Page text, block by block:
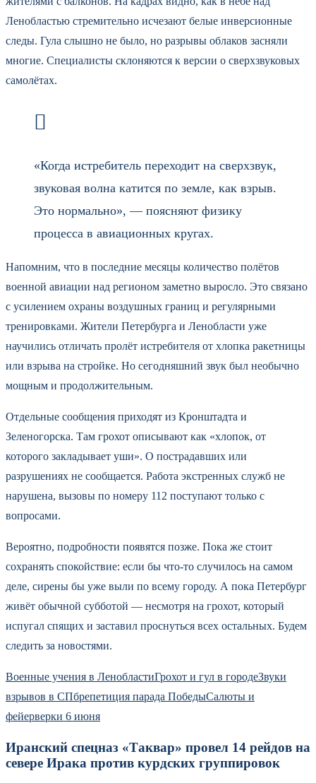
Ленобластью стремительно исчезают белые инверсионные
следы. Гула слышно не было, но разрывы облаков засняли
многие. Специалисты склоняются к версии о сверхзвуковых
самолётах.
«Когда истребитель переходит на сверхзвук,
звуковая волна катится по земле, как взрыв.
Это нормально», — поясняют физику
процесса в авиационных кругах.
Напомним, что в последние месяцы количество полётов
военной авиации над регионом заметно выросло. Это связано
с усилением охраны воздушных границ и регулярными
тренировками. Жители Петербурга и Ленобласти уже
научились отличать пролёт истребителя от хлопка ракетницы
или взрыва на стройке. Но сегодняшний звук был необычно
мощным и продолжительным.
Отдельные сообщения приходят из Кронштадта и
Зеленогорска. Там грохот описывают как «хлопок, от
которого закладывает уши». О пострадавших или
разрушениях не сообщается. Работа экстренных служб не
нарушена, вызовы по номеру 112 поступают только с
вопросами.
Вероятно, подробности появятся позже. Пока же стоит
сохранять спокойствие: если бы что-то случилось на самом
деле, сирены бы уже выли по всему городу. А пока Петербург
живёт обычной субботой — несмотря на грохот, который
испугал спящих и заставил проснуться всех остальных. Будем
следить за новостями.
Военные учения в ЛенобластиГрохот и гул в городеЗвуки
взрывов в СПбрепетиция парада ПобедыСалюты и
фейерверки 6 июня
Иранский спецназ «Таквар» провел 14 рейдов на
севере Ирака против курдских группировок